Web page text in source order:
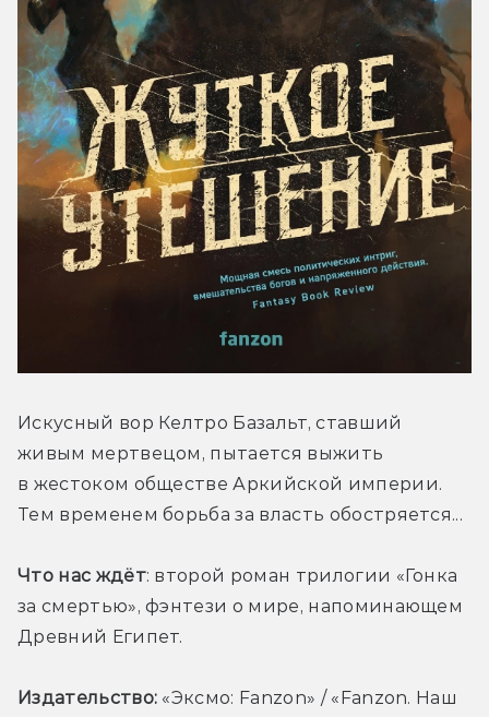
Искусный вор Келтро Базальт, ставший
живым мертвецом, пытается выжить
в жестоком обществе Аркийской империи.
Тем временем борьба за власть обостряется...
Что нас ждёт: второй роман трилогии «Гонка
за смертью», фэнтези о мире, напоминающем
Древний Египет.
Издательство: «Эксмо: Fanzon» / «Fanzon. Наш